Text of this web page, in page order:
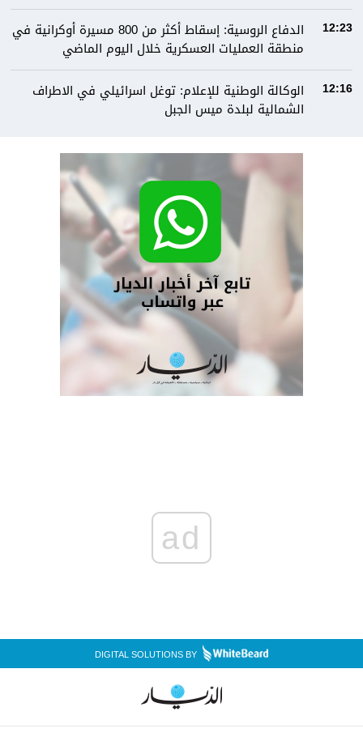
12:23
الدفاع الروسية: إسقاط أكثر من 800 مسيرة أوكرانية في
منطقة العمليات العسكرية خلال اليوم الماضي
12:16
الوكالة الوطنية للإعلام: توغل اسرائيلي في الاطراف
الشمالية لبلدة ميس الجبل
ad
DIGITAL SOLUTIONS BY